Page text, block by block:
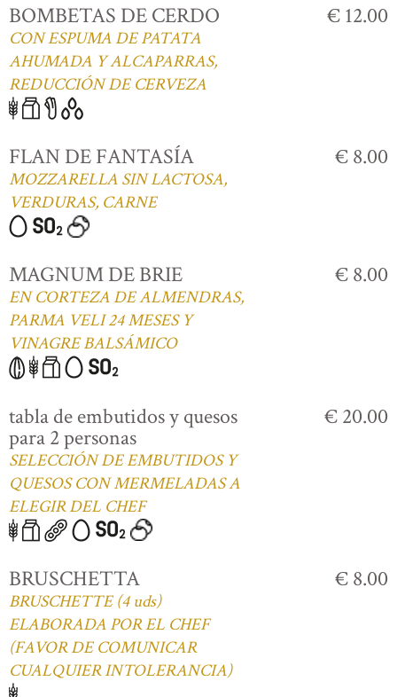
BOMBETAS DE CERDO
CON ESPUMA DE PATATA
AHUMADA Y ALCAPARRAS,
REDUCCIÓN DE CERVEZA
€ 12.00
FLAN DE FANTASÍA
MOZZARELLA SIN LACTOSA,
VERDURAS, CARNE
€ 8.00
MAGNUM DE BRIE
EN CORTEZA DE ALMENDRAS,
PARMA VELI 24 MESES Y
VINAGRE BALSÁMICO
€ 8.00
tabla de embutidos y quesos
para 2 personas
SELECCIÓN DE EMBUTIDOS Y
QUESOS CON MERMELADAS A
ELEGIR DEL CHEF
€ 20.00
BRUSCHETTA
BRUSCHETTE (4 uds)
ELABORADA POR EL CHEF
(FAVOR DE COMUNICAR
CUALQUIER INTOLERANCIA)
€ 8.00